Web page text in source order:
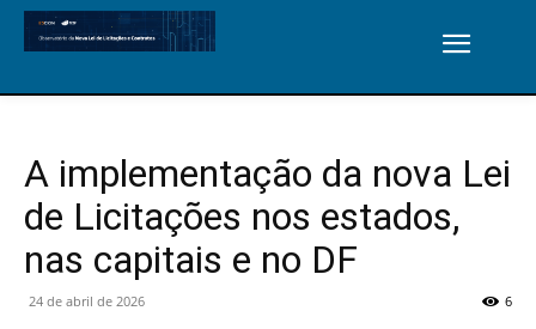
A implementação da nova Lei
de Licitações nos estados,
nas capitais e no DF
24 de abril de 2026 6